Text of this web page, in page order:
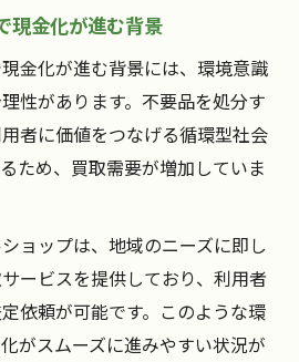
現金化が進む背景
金化が進む背景には、環境意識
性があります。不要品を処分す
者に価値をつなげる循環型社会
ため、買取需要が増加していま
ョップは、地域のニーズに即し
ービスを提供しており、利用者
依頼が可能です。このような環
がスムーズに進みやすい状況が